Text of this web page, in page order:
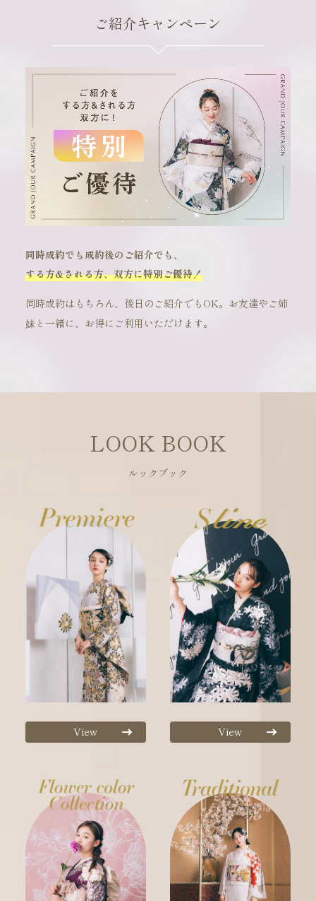
ご紹介キャンペーン
同時成約でも成約後のご紹介でも、
する方&される方、双方に特別ご優待！
同時成約はもちろん、後日のご紹介でもOK。お友達やご姉
妹と一緒に、お得にご利用いただけます。
LOOK BOOK
ルックブック
View View